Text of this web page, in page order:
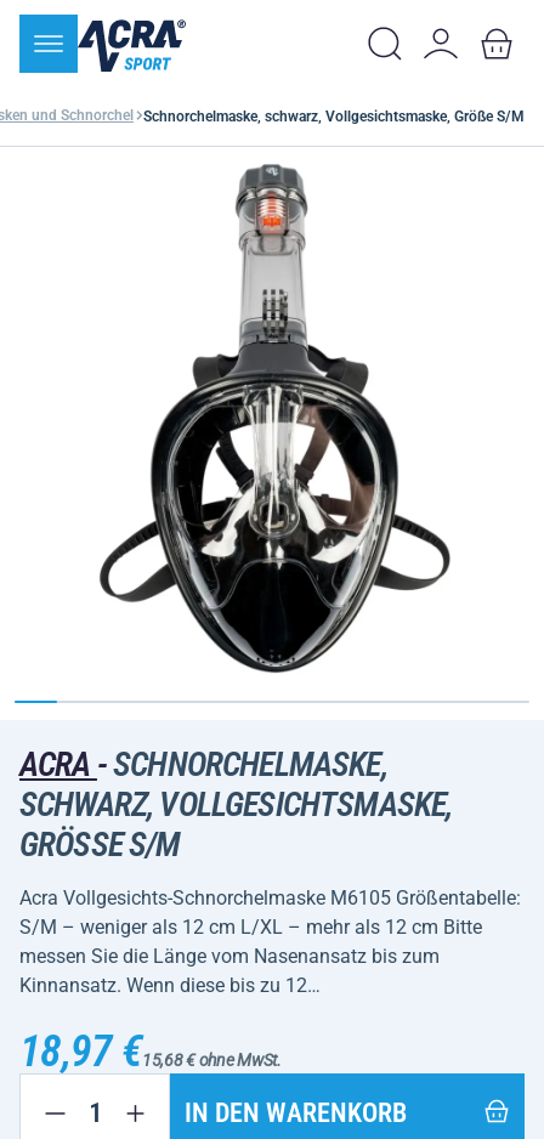
und Schnorchel Schnorchelmaske, schwarz, Vollgesichtsmaske, Größe S/M
ACRA -SCHNORCHELMASKE,
SCHWARZ, VOLLGESICHTSMASKE,
GRÖSSE S/M
Acra Vollgesichts-Schnorchelmaske M6105 Größentabelle:
S/M – weniger als 12 cm L/XL – mehr als 12 cm Bitte
messen Sie die Länge vom Nasenansatz bis zum
Kinnansatz. Wenn diese bis zu 12…
18,97 €15,68 € ohne MwSt.
IN DEN WARENKORB